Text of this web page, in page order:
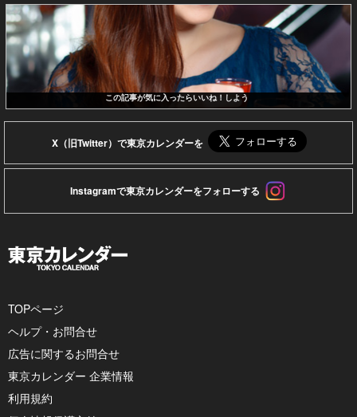
この記事が気に入ったらいいね！しよう
X（旧Twitter）で東京カレンダーを
Instagramで東京カレンダーをフォローする
TOPページ
ヘルプ・お問合せ
広告に関するお問合せ
東京カレンダー 企業情報
利用規約